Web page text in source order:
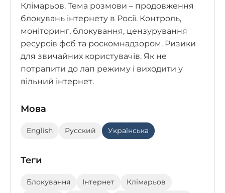
Клімарьов. Тема розмови – продовження
блокувань інтернету в Росії. Контроль,
моніторинг, блокування, цензурування
ресурсів фсб та роскомнадзором. Ризики
для звичайних користувачів. Як не
потрапити до лап режиму і виходити у
вільний інтернет.
Мова
English Русский Українська
Теги
Блокування Інтернет
Клімарьов